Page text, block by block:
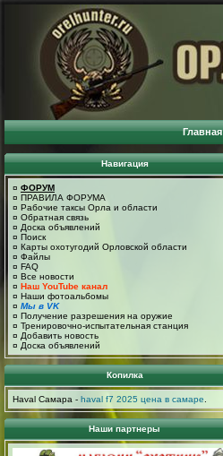
Главная
Навигация
¤ ФОРУМ
¤ ПРАВИЛА ФОРУМА
¤ Рабочие таксы Орла и области
¤ Обратная связь
¤ Доска объявлений
¤ Поиск
¤ Карты охотугодий Орловской области
¤ Файлы
¤ FAQ
¤ Все новости
¤ Наш YouTube канал
¤ Наши фотоальбомы
¤ Мы в VK
¤ Получение разрешения на оружие
¤ Тренировочно-испытательная станция
¤ Добавить новость
¤ Доска объявлений
Копилка
Haval Самара - haval f7 2025 цена в самаре
Наши партнеры